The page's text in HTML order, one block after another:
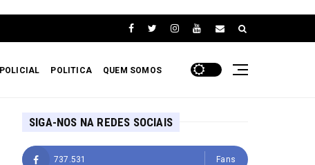
POLICIAL POLITICA QUEM SOMOS
SIGA-NOS NA REDES SOCIAIS
737.531 Fans